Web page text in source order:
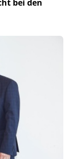
bei den